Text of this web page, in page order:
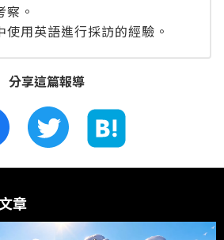
。
用英語進行採訪的經驗。
分享這篇報導
章